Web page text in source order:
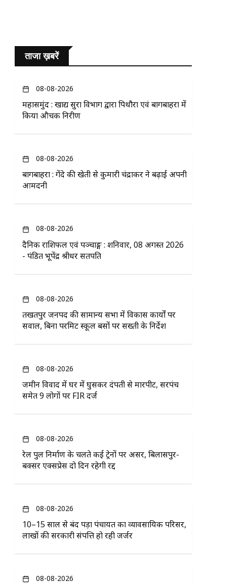
ताजा ख़बरें
08-08-2026
महासमुंद : खाद्य सुरक्षा विभाग द्वारा पिथौरा एवं बागबाहरा में
किया औचक निरीक्षण
08-08-2026
बागबाहरा : गेंदे की खेती से कुमारी चंद्राकर ने बढ़ाई अपनी
आमदनी
08-08-2026
दैनिक राशिफल एवं पञ्चाङ्ग : शनिवार, 08 अगस्त 2026
- पंडित भूपेंद्र श्रीधर सतपति
08-08-2026
तखतपुर जनपद की सामान्य सभा में विकास कार्यों पर
सवाल, बिना परमिट स्कूल बसों पर सख्ती के निर्देश
08-08-2026
जमीन विवाद में घर में घुसकर दंपती से मारपीट, सरपंच
समेत 9 लोगों पर FIR दर्ज
08-08-2026
रेल पुल निर्माण के चलते कई ट्रेनों पर असर, बिलासपुर-
बक्सर एक्सप्रेस दो दिन रहेगी रद्द
08-08-2026
10–15 साल से बंद पड़ा पंचायत का व्यावसायिक परिसर,
लाखों की सरकारी संपत्ति हो रही जर्जर
08-08-2026